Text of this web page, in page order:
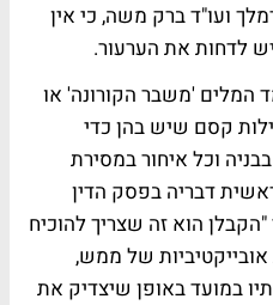
ועו"ד ברק משה, כי אין
לדחות את הערעור.
המלים 'משבר הקורונה' או
קסם שיש בהן כדי
וכל איחור במסירת
דבריה בפסק הדין
הוא זה שצריך להוכיח
אובייקטיביות של ממש,
במועד באופן שיצדיק את